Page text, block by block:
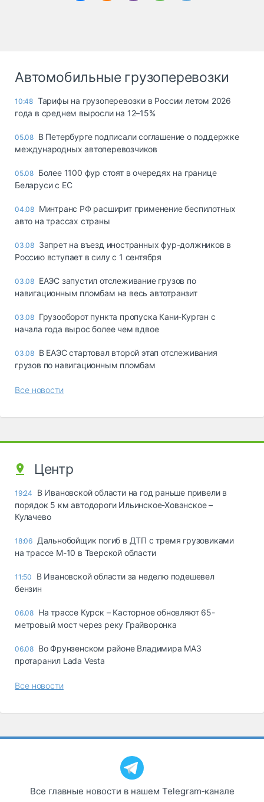
Автомобильные грузоперевозки
10:48 Тарифы на грузоперевозки в России летом 2026
года в среднем выросли на 12–15%
05.08 В Петербурге подписали соглашение о поддержке
международных автоперевозчиков
05.08 Более 1100 фур стоят в очередях на границе
Беларуси с ЕС
04.08 Минтранс РФ расширит применение беспилотных
авто на трассах страны
03.08 Запрет на въезд иностранных фур-должников в
Россию вступает в силу с 1 сентября
03.08 ЕАЭС запустил отслеживание грузов по
навигационным пломбам на весь автотранзит
03.08 Грузооборот пункта пропуска Кани-Курган с
начала года вырос более чем вдвое
03.08 В ЕАЭС стартовал второй этап отслеживания
грузов по навигационным пломбам
Все новости
Центр
19:24
В Ивановской области на год раньше привели в
порядок 5 км автодороги Ильинское-Хованское –
Кулачево
18:06 Дальнобойщик погиб в ДТП с тремя грузовиками
на трассе М-10 в Тверской области
11:50
В Ивановской области за неделю подешевел
бензин
06.08 На трассе Курск – Касторное обновляют 65-
метровый мост через реку Грайворонка
06.08 Во Фрунзенском районе Владимира МАЗ
протаранил Lada Vesta
Все новости
Все главные новости в нашем Telegram‑канале